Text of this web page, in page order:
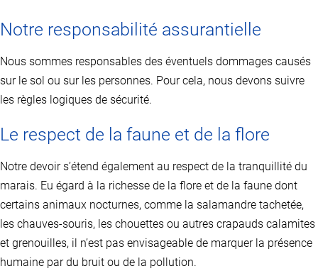
Notre responsabilité assurantielle
Nous sommes responsables des éventuels dommages causés
sur le sol ou sur les personnes. Pour cela, nous devons suivre
les règles logiques de sécurité.
Le respect de la faune et de la flore
Notre devoir s’étend également au respect de la tranquillité du
marais. Eu égard à la richesse de la flore et de la faune dont
certains animaux nocturnes, comme la salamandre tachetée,
les chauves-souris, les chouettes ou autres crapauds calamites
et grenouilles, il n’est pas envisageable de marquer la présence
humaine par du bruit ou de la pollution.